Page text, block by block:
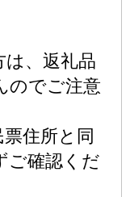
は、返礼品
のでご注意
住所と同
ご確認くだ